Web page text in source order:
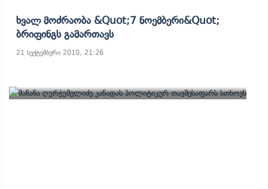
Ხვალ Მოძრაობა &quot;7 Ნოემბერი&quot;
Ბრიფინგს Გამართავს
21 სექტემბერი 2010, 21:26